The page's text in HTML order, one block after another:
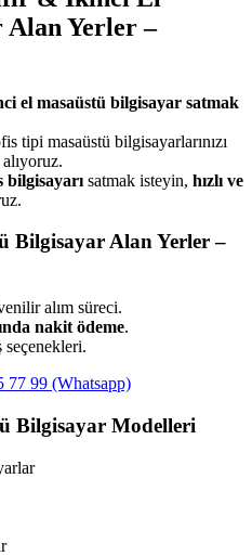
Alan Yerler –
el masaüstü bilgisayar satmak
tipi masaüstü bilgisayarlarınızı
bilgisayarı satmak isteyin, hızlı ve
Bilgisayar Alan Yerler –
alım süreci.
nakit ödeme.
seçenekleri.
77 99 (Whatsapp)
Bilgisayar Modelleri